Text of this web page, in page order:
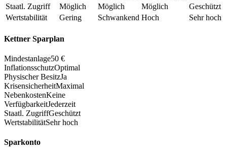
Staatl. Zugriff
Möglich Möglich Möglich
Geschützt
Wertstabilität
Gering Schwankend Hoch Sehr hoch
Kettner Sparplan
Mindestanlage50 €
InflationsschutzOptimal
Physischer BesitzJa
KrisensicherheitMaximal
NebenkostenKeine
VerfügbarkeitJederzeit
Staatl. ZugriffGeschützt
WertstabilitätSehr hoch
Sparkonto